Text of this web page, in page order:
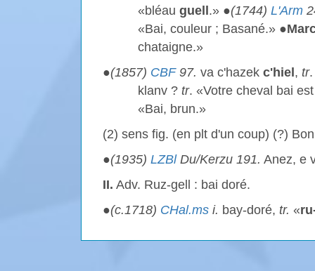
«bléau guell .» ●(1744) L'Arm
«Bai, couleur ; Basané.» ●
chataigne.»
●(1857) CBF97. va c'hazek c'hiel , tr
klanv ? tr. «Votre cheval bai
«Bai, brun.»
(2) sens fig. (en plt d'un coup) (?)
●(1935) LZBlDu/Kerzu 191. Anez, e
II. Adv. Ruz-gell : bai doré.
●(c.1718) CHal.ms i. bay-doré, tr. «